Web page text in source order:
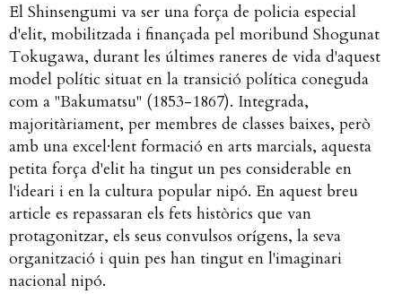
El Shinsengumi va ser una força de policia especial
d'elit, mobilitzada i finançada pel moribund Shogunat
Tokugawa, durant les últimes raneres de vida d'aquest
model polític situat en la transició política coneguda
com a "Bakumatsu" (1853-1867). Integrada,
majoritàriament, per membres de classes baixes, però
amb una excel·lent formació en arts marcials, aquesta
petita força d'elit ha tingut un pes considerable en
l'ideari i en la cultura popular nipó. En aquest breu
article es repassaran els fets històrics que van
protagonitzar, els seus convulsos orígens, la seva
organització i quin pes han tingut en l'imaginari
nacional nipó.